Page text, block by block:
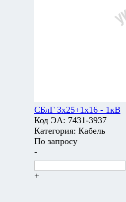
СБлГ 3х25+1х16 - 1кВ
Код ЭА: 7431-3937
Категория: Кабель
По запросу
-
+